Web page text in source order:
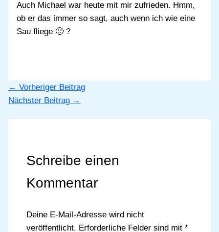
Auch Michael war heute mit mir zufrieden. Hmm,
ob er das immer so sagt, auch wenn ich wie eine
Sau fliege 🙂 ?
← Vorheriger Beitrag
Nächster Beitrag →
Schreibe einen
Kommentar
Deine E-Mail-Adresse wird nicht
veröffentlicht. Erforderliche Felder sind mit *